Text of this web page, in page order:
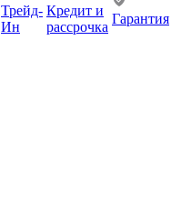
Трейд-
Ин
Кредит и
рассрочка
Гарантия